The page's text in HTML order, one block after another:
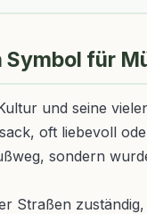
für
und seine
oft liebevoll
sondern
Straßen